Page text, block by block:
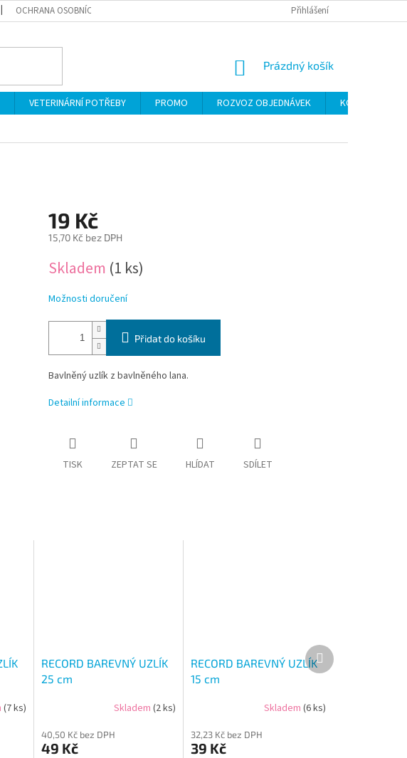
OCHRANA OSOBNÍCH ÚDAJŮ Přihlášení
NÁKUPNÍ
Prázdný košík
VETERINÁRNÍ POTŘEBY PROMO ROZVOZ OBJEDNÁVEK
KONTAKTY
19 Kč
15,70 Kč bez DPH
cena:
Skladem (1 ks)
Možnosti doručení
Přidat do košíku
Bavlněný uzlík z bavlněného lana.
Detailní informace
TISK ZEPTAT SE HLÍDAT SDÍLET
(7 ks)
RECORD BAREVNÝ UZLÍK
25 cm
Skladem(2 ks)
40,50 Kč bez DPH
49 Kč
RECORD BAREVNÝ UZLÍK
15 cm
Skladem (6 ks)
32,23 Kč bez DPH
39 Kč
Další
produkt